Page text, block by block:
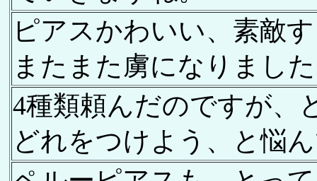
ピアスかわいい、素敵
またまた虜になりまし
4種類頼んだのですが、
どれをつけよう、と悩